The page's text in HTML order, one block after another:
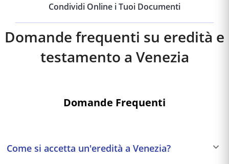
Condividi Online i Tuoi Documenti
Domande frequenti su eredità e
testamento a Venezia
Domande Frequenti
Come si accetta un'eredità a Venezia?